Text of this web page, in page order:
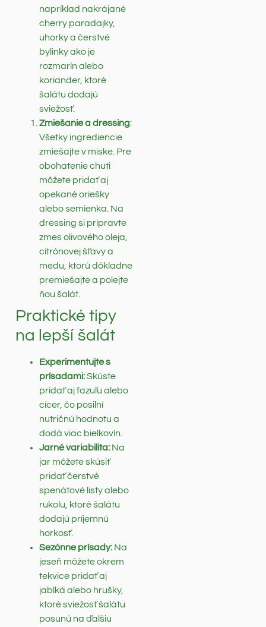
napríklad nakrájané
cherry paradajky,
uhorky a čerstvé
bylinky ako je
rozmarín alebo
koriander, ktoré
šalátu dodajú
sviežosť.
Zmiešanie a dressing:
Všetky ingrediencie
zmiešajte v miske. Pre
obohatenie chuti
môžete pridať aj
opekané oriešky
alebo semienka. Na
dressing si pripravte
zmes olivového oleja,
citrónovej šťavy a
medu, ktorú dôkladne
premiešajte a polejte
ňou šalát.
Praktické tipy
na lepší šalát
Experimentujte s
prísadami:Skúste
pridať aj fazuľu alebo
cícer, čo posilní
nutričnú hodnotu a
dodá viac bielkovín.
Jarné variabilita: Na
jar môžete skúsiť
pridať čerstvé
spenátové listy alebo
rukolu, ktoré šalátu
dodajú príjemnú
horkosť.
Sezónne prísady: Na
jeseň môžete okrem
tekvice pridať aj
jablká alebo hrušky,
ktoré sviežosť šalátu
posunú na ďalšiu